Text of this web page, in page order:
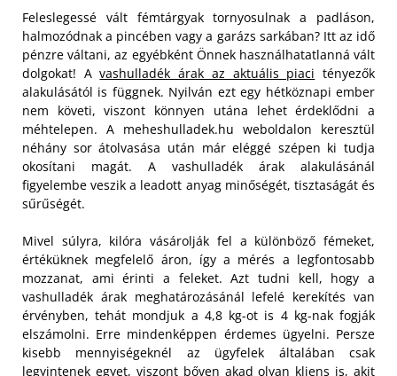
Feleslegessé vált fémtárgyak tornyosulnak a padláson,
halmozódnak a pincében vagy a garázs sarkában? Itt az idő
pénzre váltani, az egyébként Önnek használhatatlanná vált
dolgokat! Avashulladék árak az aktuális piaci tényezők
alakulásától is függnek. Nyilván ezt egy hétköznapi ember
nem követi, viszont könnyen utána lehet érdeklődni a
méhtelepen. A meheshulladek.hu weboldalon keresztül
néhány sor átolvasása után már eléggé szépen ki tudja
okosítani magát. A vashulladék árak alakulásánál
figyelembe veszik a leadott anyag minőségét, tisztaságát és
sűrűségét.
Mivel súlyra, kilóra vásárolják fel a különböző fémeket,
értéküknek megfelelő áron, így a mérés a legfontosabb
mozzanat, ami érinti a feleket. Azt tudni kell, hogy a
vashulladék árak meghatározásánál lefelé kerekítés van
érvényben, tehát mondjuk a 4,8 kg-ot is 4 kg-nak fogják
elszámolni. Erre mindenképpen érdemes ügyelni. Persze
kisebb mennyiségeknél az ügyfelek általában csak
legyintenek egyet, viszont bőven akad olyan kliens is, akit